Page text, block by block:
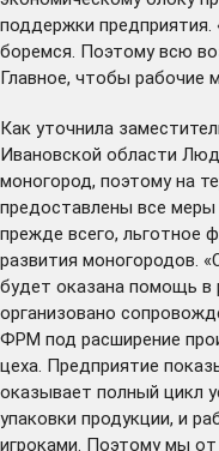
поддержки
боремся. Поэтому всю
Главное, чтобы рабочие
Как уточнила
Ивановской области
моногород, поэтому на
предоставлены все
прежде всего, льготное
развития моногородов.
будет оказана помощь в
организовано
ФРМ под расширение
цеха. Предприятие
оказывает полный цикл
упаковки продукции, и
игроками. Поэтому мы